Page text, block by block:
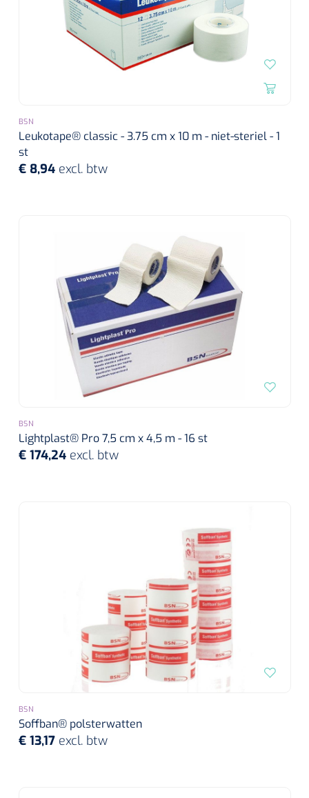
BSN
Leukotape® classic - 3.75 cm x 10 m - niet-steriel - 1
st
€ 8,94 excl. btw
BSN
Lightplast® Pro 7,5 cm x 4,5 m - 16 st
€ 174,24 excl. btw
BSN
Soffban® polsterwatten
€ 13,17 excl. btw